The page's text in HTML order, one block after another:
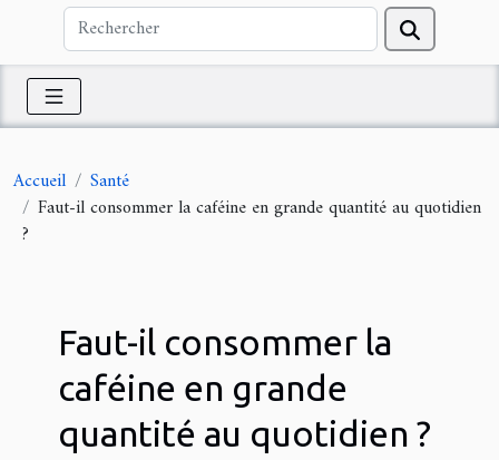
Accueil
Santé
Faut-il consommer la caféine en grande quantité au quotidien
?
Faut-il consommer la
caféine en grande
quantité au quotidien ?